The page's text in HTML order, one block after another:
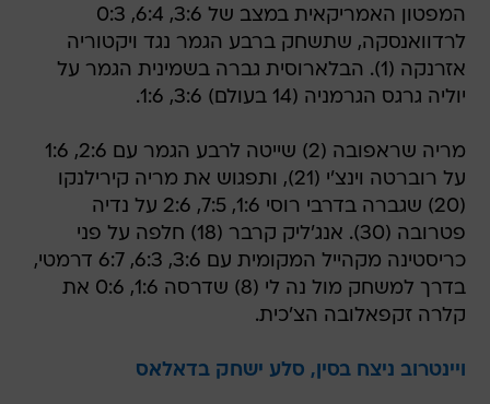
המפטון האמריקאית במצב של 3:6, 6:4, 0:3
לרדוואנסקה, שתשחק ברבע הגמר נגד ויקטוריה
אזרנקה (1). הבלארוסית גברה בשמינית הגמר על
יוליה גרגס הגרמניה (14 בעולם) 3:6, 1:6.
מריה שראפובה (2) שייטה לרבע הגמר עם 2:6, 1:6
על רוברטה וינצ'י (21), ותפגוש את מריה קירילנקו
(20) שגברה בדרבי רוסי 1:6, 7:5, 2:6 על נדיה
פטרובה (30). אנג'ליק קרבר (18) חלפה על פני
כריסטינה מקהייל המקומית עם 3:6, 6:3, 6:7 דרמטי,
בדרך למשחק מול נה לי (8) שדרסה 1:6, 0:6 את
קלרה זקפאלובה הצ'כית.
ויינטרוב ניצח בסין, סלע ישחק בדאלאס